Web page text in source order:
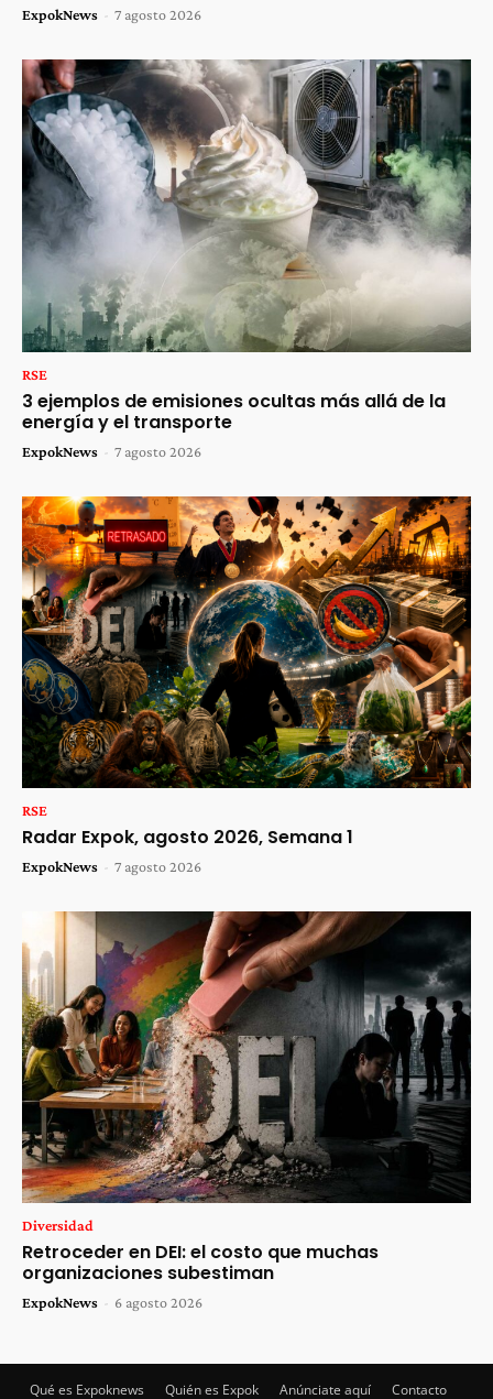
ExpokNews - 7 agosto 2026
RSE
3 ejemplos de emisiones ocultas más allá de la
energía y el transporte
ExpokNews - 7 agosto 2026
RSE
Radar Expok, agosto 2026, Semana 1
ExpokNews - 7 agosto 2026
Diversidad
Retroceder en DEI: el costo que muchas
organizaciones subestiman
ExpokNews - 6 agosto 2026
Qué es Expoknews Quién es Expok Anúnciate aquí Contacto